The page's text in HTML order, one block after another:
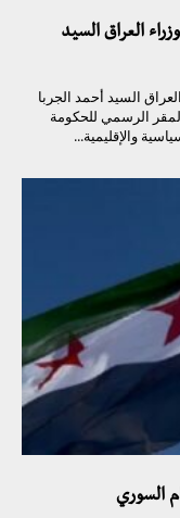
العراق السيد
السيد أحمد الجربا
الغد السوري اليوم الأحد 19/11/2023 بالمقر الرسمي للحكومة
والإقليمية...
السوري